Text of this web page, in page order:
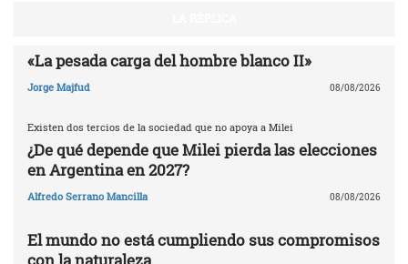
«La pesada carga del hombre blanco II»
Jorge Majfud 08/08/2026
Existen dos tercios de la sociedad que no apoya a Milei
¿De qué depende que Milei pierda las elecciones
en Argentina en 2027?
Alfredo Serrano Mancilla 08/08/2026
El mundo no está cumpliendo sus compromisos
con la naturaleza